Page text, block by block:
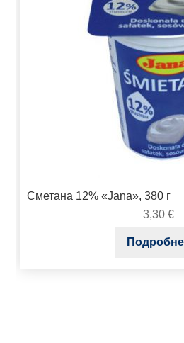
Сметана 12% «Jana», 380 г
3,30 €